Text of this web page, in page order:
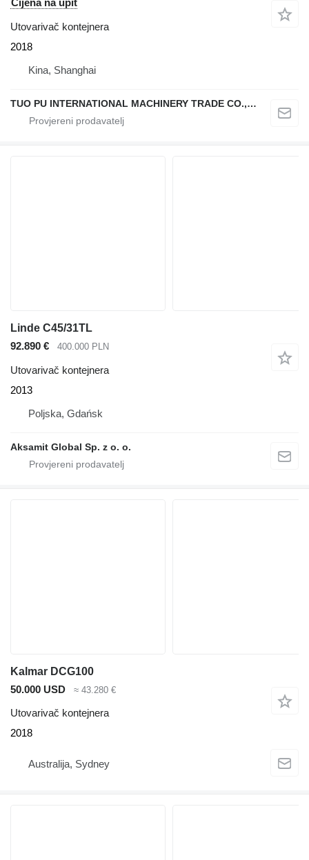
Cijena na upit
Utovarivač kontejnera
2018
Kina, Shanghai
TUO PU INTERNATIONAL MACHINERY TRADE CO., LTD
Linde C45/31TL
92.890 €
400.000 PLN
Utovarivač kontejnera
2013
Poljska, Gdańsk
Aksamit Global Sp. z o. o.
Kalmar DCG100
50.000 USD
≈ 43.280 €
Utovarivač kontejnera
2018
Australija, Sydney